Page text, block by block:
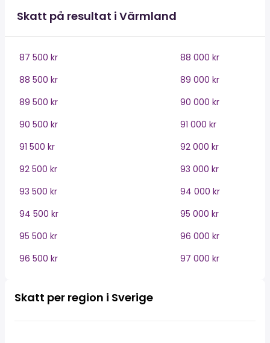
Skatt på resultat i Värmland
87 500 kr
88 000 kr
88 500 kr
89 000 kr
89 500 kr
90 000 kr
90 500 kr
91 000 kr
91 500 kr
92 000 kr
92 500 kr
93 000 kr
93 500 kr
94 000 kr
94 500 kr
95 000 kr
95 500 kr
96 000 kr
96 500 kr
97 000 kr
Skatt per region i Sverige